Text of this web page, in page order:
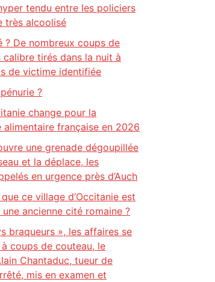
tendu entre les policiers
très alcoolisé
? De nombreux coups de
tirés dans la nuit à
de victime identifiée
?
change pour la
alimentaire française en 2026
une grenade dégoupillée
et la déplace, les
en urgence près d’Auch
ce village d’Occitanie est
ancienne cité romaine ?
braqueurs », les affaires se
coups de couteau, le
Chantaduc, tueur de
mis en examen et